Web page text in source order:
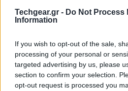
Techgear.gr - Do Not Process
Information
If you wish to opt-out of the sale,
processing of your personal or
targeted advertising by us, please
section to confirm your selection.
opt-out request is processed you